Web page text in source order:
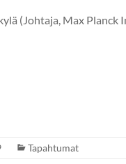
(Johtaja, Max Planck
Tapahtumat